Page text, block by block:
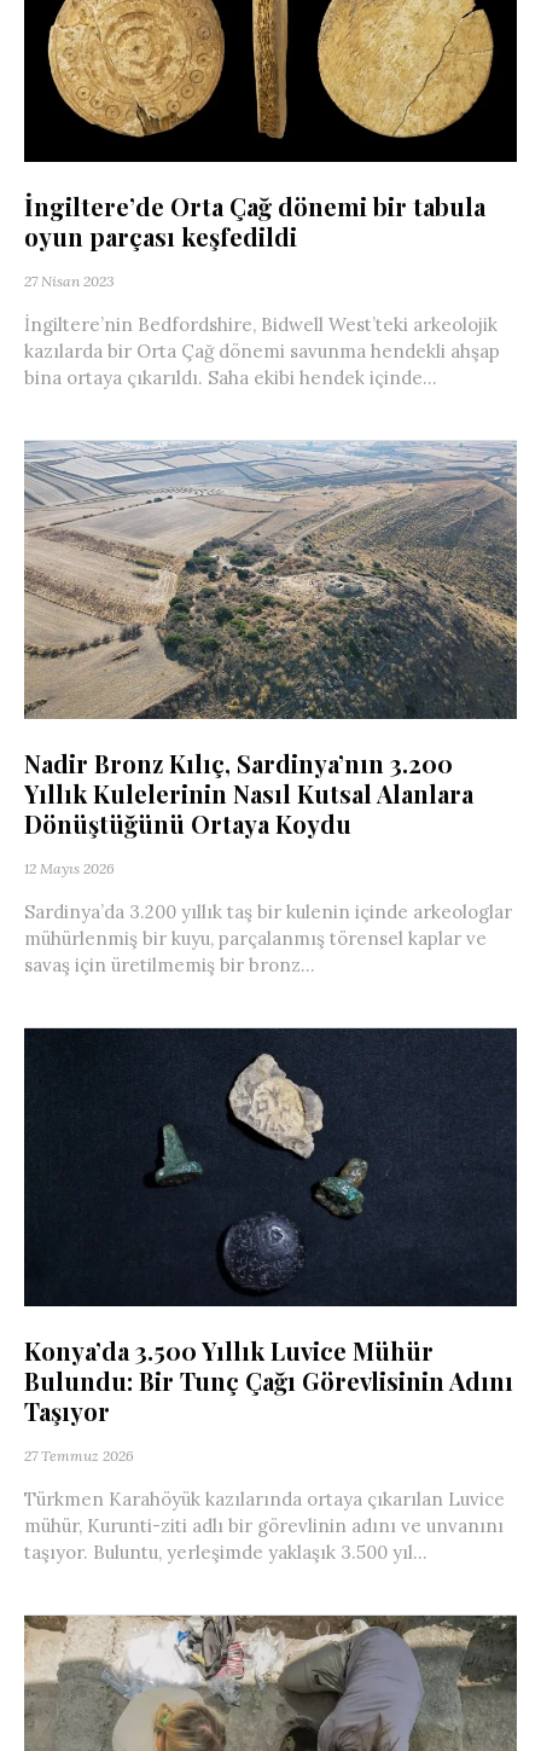
İngiltere’de Orta Çağ dönemi bir tabula
oyun parçası keşfedildi
27 Nisan 2023
İngiltere’nin Bedfordshire, Bidwell West’teki arkeolojik
kazılarda bir Orta Çağ dönemi savunma hendekli ahşap
bina ortaya çıkarıldı. Saha ekibi hendek içinde...
Nadir Bronz Kılıç, Sardinya’nın 3.200
Yıllık Kulelerinin Nasıl Kutsal Alanlara
Dönüştüğünü Ortaya Koydu
12 Mayıs 2026
Sardinya’da 3.200 yıllık taş bir kulenin içinde arkeologlar
mühürlenmiş bir kuyu, parçalanmış törensel kaplar ve
savaş için üretilmemiş bir bronz...
Konya’da 3.500 Yıllık Luvice Mühür
Bulundu: Bir Tunç Çağı Görevlisinin Adını
Taşıyor
27 Temmuz 2026
Türkmen Karahöyük kazılarında ortaya çıkarılan Luvice
mühür, Kurunti-ziti adlı bir görevlinin adını ve unvanını
taşıyor. Buluntu, yerleşimde yaklaşık 3.500 yıl...